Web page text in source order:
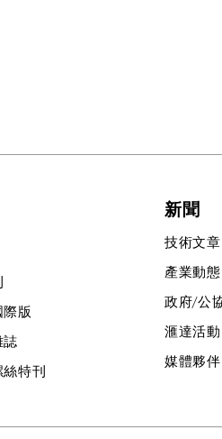
版
誌
特刊
新聞
技術文章
產業動態
政府/公
滙達活動
媒體夥伴